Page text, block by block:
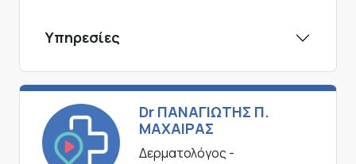
Υπηρεσίες
Dr ΠΑΝΑΓΙΩΤΗΣ Π.
ΜΑΧΑΙΡΑΣ
Δερματολόγος -